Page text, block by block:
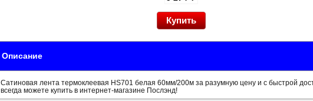
Описание
Сатиновая лента термоклеевая HS701 белая 60мм/200м за разумную цену и с быстрой
всегда можете купить в интернет-магазине Послэнд!